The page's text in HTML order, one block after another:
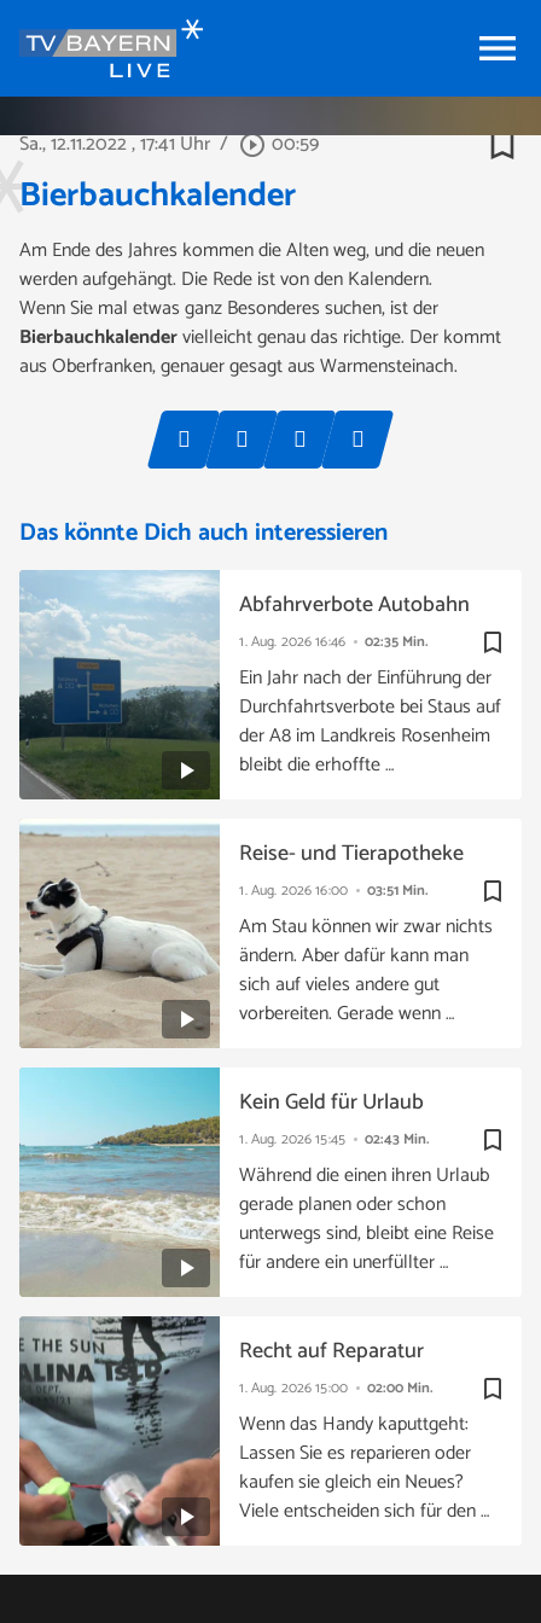
menu
Sa., 12.11.2022, 17:41 Uhr / play_circle_outline00:59 bookmark_border
Bierbauchkalender
Am Ende des Jahres kommen die Alten weg, und die neuen
werden aufgehängt. Die Rede ist von den Kalendern.
Wenn Sie mal etwas ganz Besonderes suchen, ist der
Bierbauchkalendervielleicht genau das richtige. Der kommt
aus Oberfranken, genauer gesagt aus Warmensteinach.
Das könnte Dich auch interessieren
bookmark_border
1. Aug. 202616:46 02:35 Min.
Abfahrverbote Autobahn
Ein Jahr nach der Einführung der
Durchfahrtsverbote bei Staus auf
der A8 im Landkreis Rosenheim
bleibt die erhoffte …
bookmark_border
1. Aug. 202616:00 03:51 Min.
Reise- und Tierapotheke
Am Stau können wir zwar nichts
ändern. Aber dafür kann man
sich auf vieles andere gut
vorbereiten. Gerade wenn …
bookmark_border
1. Aug. 202615:45 02:43 Min.
Kein Geld für Urlaub
Während die einen ihren Urlaub
gerade planen oder schon
unterwegs sind, bleibt eine Reise
für andere ein unerfüllter …
bookmark_border
1. Aug. 202615:00 02:00 Min.
Recht auf Reparatur
Wenn das Handy kaputtgeht:
Lassen Sie es reparieren oder
kaufen sie gleich ein Neues?
Viele entscheiden sich für den …